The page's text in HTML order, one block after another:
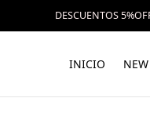
DESCUENTOS
INICIO